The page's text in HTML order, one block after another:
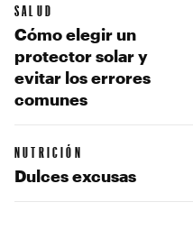
SALUD
Cómo elegir un
protector solar y
evitar los errores
comunes
NUTRICIÓN
Dulces excusas